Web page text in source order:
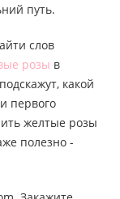
путь.
слов
розы в
какой
первого
желтые розы
полезно -